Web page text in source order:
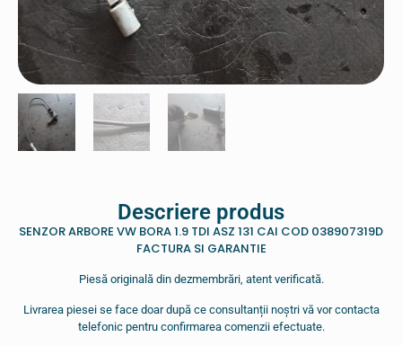
Descriere produs
SENZOR ARBORE VW BORA 1.9 TDI ASZ 131 CAI COD 038907319D
FACTURA SI GARANTIE
Piesă originală din dezmembrări, atent verificată.
Livrarea piesei se face doar după ce consultanții noștri vă vor contacta
telefonic pentru confirmarea comenzii efectuate.